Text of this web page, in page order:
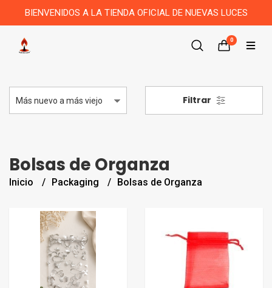
BIENVENIDOS A LA TIENDA OFICIAL DE NUEVAS LUCES
0
Filtrar
Bolsas de Organza
Inicio Packaging Bolsas de Organza